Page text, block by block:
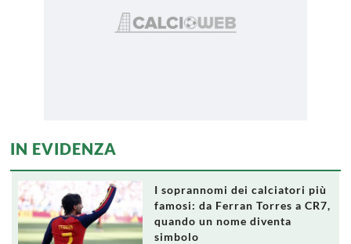
IN EVIDENZA
I soprannomi dei calciatori più
famosi: da Ferran Torres a CR7,
quando un nome diventa
simbolo